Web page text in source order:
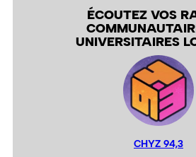
ÉCOUTEZ VOS
UNIVERSITAIRES
CHYZ 94,3